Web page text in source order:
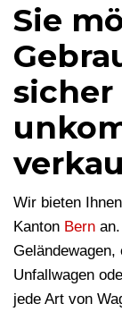
Sie
sicher
Wir bieten
Kanton Bern
Geländewagen,
Unfallwagen
jede Art von